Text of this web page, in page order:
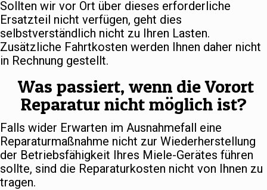
Sollten wir vor Ort über dieses erforderliche
Ersatzteil nicht verfügen, geht dies
selbstverständlich nicht zu Ihren Lasten.
Zusätzliche Fahrtkosten werden Ihnen daher nicht
in Rechnung gestellt.
Was passiert, wenn die Vorort
Reparatur nicht möglich ist?
Falls wider Erwarten im Ausnahmefall eine
Reparaturmaßnahme nicht zur Wiederherstellung
der Betriebsfähigkeit Ihres Miele-Gerätes führen
sollte, sind die Reparaturkosten nicht von Ihnen zu
tragen.